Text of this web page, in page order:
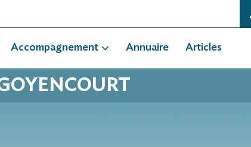
Accompagnement Annuaire Articles